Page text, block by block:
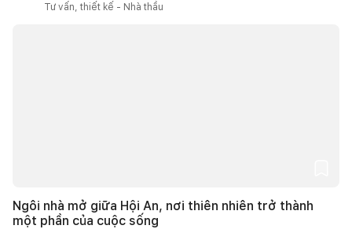
Tư vấn, thiết kế - Nhà thầu
Ngôi nhà mở giữa Hội An, nơi thiên nhiên trở thành
một phần của cuộc sống